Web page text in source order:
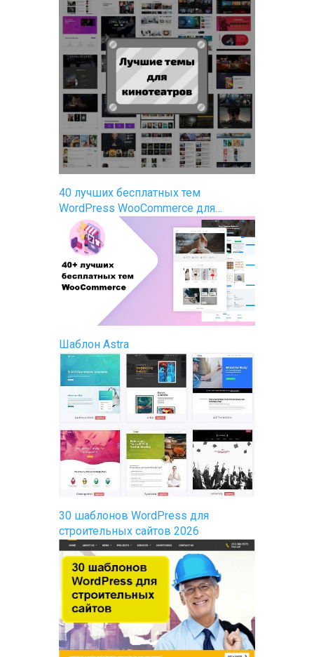
40 лучших бесплатных тем
WordPress WooCommerce для…
Шаблон Astra
30 шаблонов WordPress для
строительных сайтов 2026